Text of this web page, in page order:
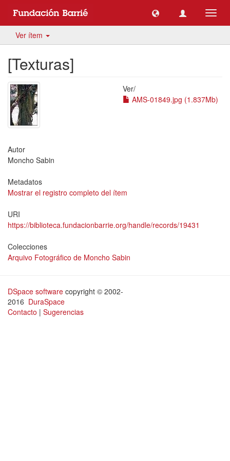
Ver ítem
[Texturas]
Ver/
AMS-01849.jpg (1.837Mb)
Autor
Moncho Sabin
Metadatos
Mostrar el registro completo del ítem
URI
https://biblioteca.fundacionbarrie.org/handle/records/19431
Colecciones
Arquivo Fotográfico de Moncho Sabin
DSpace software copyright © 2002-
2016 DuraSpace
Contacto | Sugerencias